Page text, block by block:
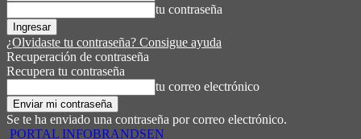
tu contraseña
¿Olvidaste tu contraseña? Consigue ayuda
Recuperación de contraseña
Recupera tu contraseña
tu correo electrónico
Se te ha enviado una contraseña por correo electrónico.
PORTAL INFOBRANDSEN